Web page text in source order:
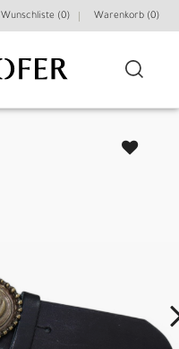
Wunschliste (0) Warenkorb (0)